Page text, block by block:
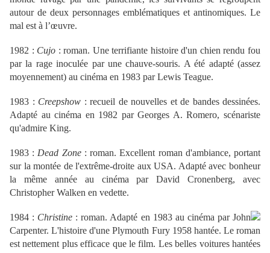
autour de deux personnages emblématiques et antinomiques. Le
mal est à l’œuvre.
1982 : Cujo : roman. Une terrifiante histoire d'un chien rendu fou
par la rage inoculée par une chauve-souris. A été adapté (assez
moyennement) au cinéma en 1983 par Lewis Teague.
1983 : Creepshow : recueil de nouvelles et de bandes dessinées.
Adapté au cinéma en 1982 par Georges A. Romero, scénariste
qu'admire King.
1983 : Dead Zone: roman. Excellent roman d'ambiance, portant
sur la montée de l'extrême-droite aux USA. Adapté avec bonheur
la même année au cinéma par David Cronenberg, avec
Christopher Walken en vedette.
1984 : Christine : roman. Adapté en 1983 au cinéma par John
Carpenter. L'histoire d'une Plymouth Fury 1958 hantée. Le roman
est nettement plus efficace que le film. Les belles voitures hantées